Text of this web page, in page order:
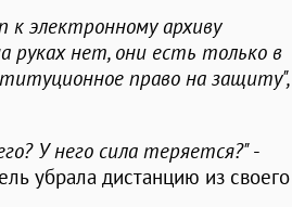
электронному архиву
руках нет, они есть только в
право на защиту",
У него сила теряется?"-
убрала дистанцию из своего